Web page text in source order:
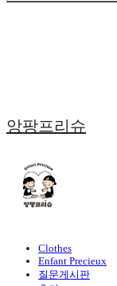
앙팡프리슈
Clothes
Enfant Precieux
질문게시판